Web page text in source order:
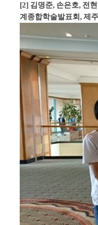
[2] 김명준, 손은호, 전
계종합학술발표회, 제